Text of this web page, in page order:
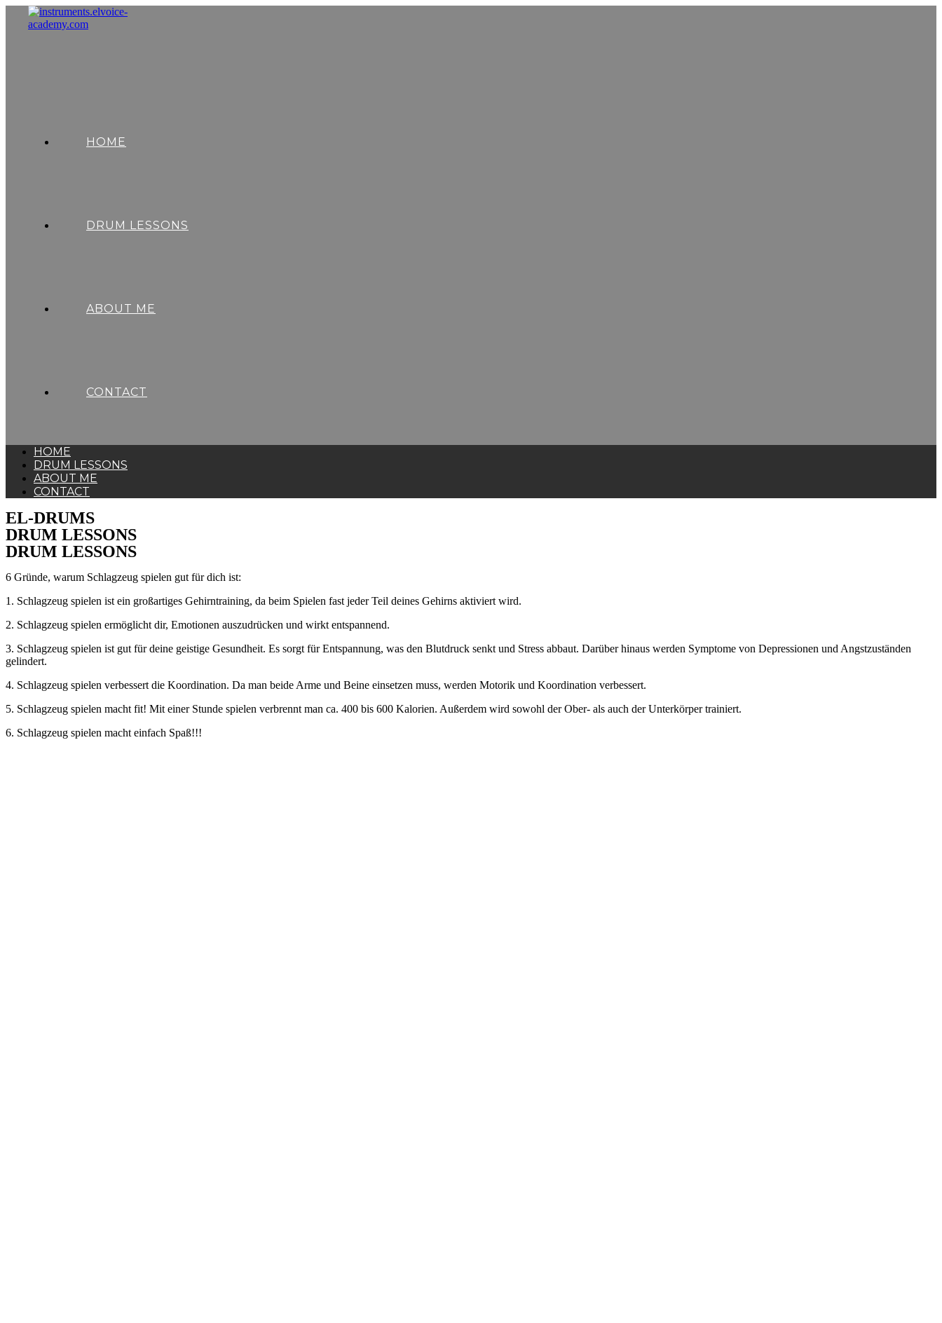
Inhalt
HOME
DRUM LESSONS
ABOUT ME
CONTACT
HOME
DRUM LESSONS
ABOUT ME
CONTACT
EL-DRUMS
DRUM LESSONS
DRUM LESSONS
6 Gründe, warum Schlagzeug spielen gut für dich ist:
1. Schlagzeug spielen ist ein großartiges Gehirntraining, da beim Spielen fast jeder Teil deines Gehirns aktiviert wird.
2. Schlagzeug spielen ermöglicht dir, Emotionen auszudrücken und wirkt entspannend.
3. Schlagzeug spielen ist gut für deine geistige Gesundheit. Es sorgt für Entspannung, was den Blutdruck senkt und Stress abbaut. Darüber hinaus werden Symptome von Depressionen und Angstzuständen
gelindert.
4. Schlagzeug spielen verbessert die Koordination. Da man beide Arme und Beine einsetzen muss, werden Motorik und Koordination verbessert.
5. Schlagzeug spielen macht fit! Mit einer Stunde spielen verbrennt man ca. 400 bis 600 Kalorien. Außerdem wird sowohl der Ober- als auch der Unterkörper trainiert.
6. Schlagzeug spielen macht einfach Spaß!!!